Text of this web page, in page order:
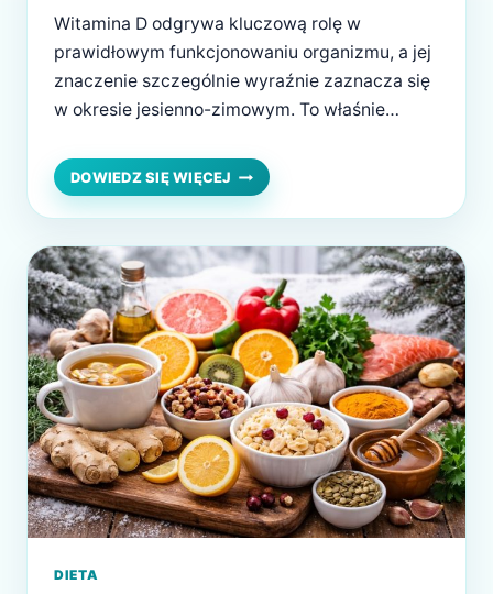
Witamina D odgrywa kluczową rolę w
prawidłowym funkcjonowaniu organizmu, a jej
znaczenie szczególnie wyraźnie zaznacza się
w okresie jesienno-zimowym. To właśnie
światła słonecznego, wiele osób narażonych
jest na jej niedobór. Zimą rzadziej przebywamy
na świeżym powietrzu, nosimy odzież
zakrywającą niemal całe ciało, a synteza
skórna witaminy D jest niewystarczająca….
DOWIEDZ SIĘ WIĘCEJ WITAMINA
D
ZIMĄ
OBJAWY
NIEDOBORU
I
BEZPIECZNA
SUPLEMENTACJA
DIETA